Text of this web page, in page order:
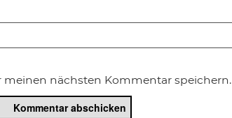
meinen nächsten Kommentar speichern.